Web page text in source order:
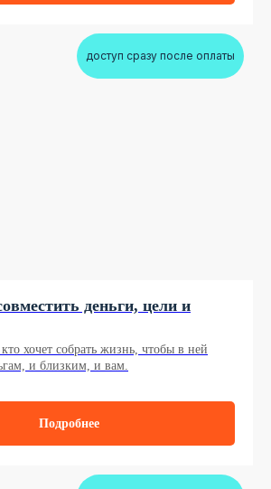
доступ сразу после оплаты
деньги, цели и
хочет собрать жизнь, чтобы в ней
и близким, и вам.
Подробнее